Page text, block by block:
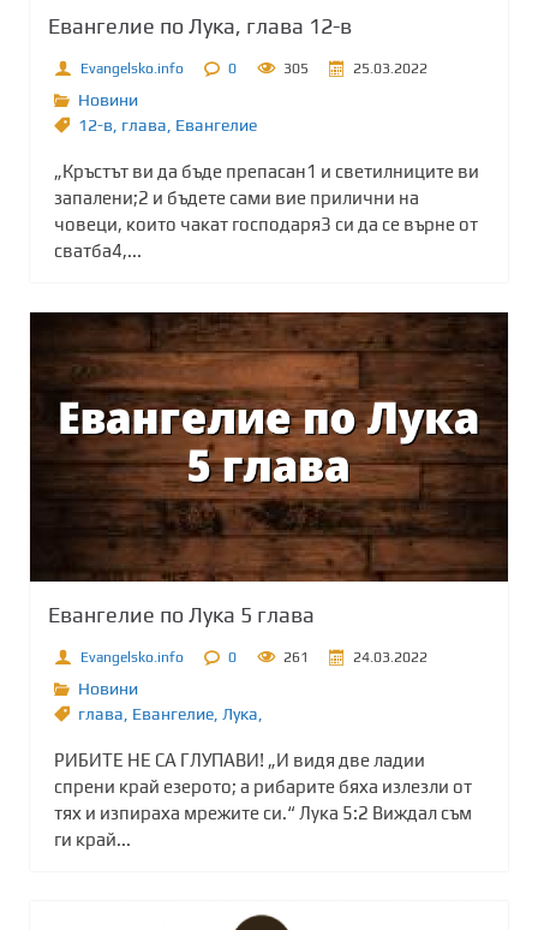
Евангелие по Лука, глава 12-в
Evangelsko.info 0 305 25.03.2022
Новини
12-в, глава, Евангелие
„Кръстът ви да бъде препасан1 и светилниците ви
запалени;2 и бъдете сами вие прилични на
човеци, които чакат господаря3 си да се върне от
сватба4,...
Евангелие по Лука 5 глава
Evangelsko.info 0 261 24.03.2022
Новини
глава, Евангелие, Лука,
РИБИТЕ НЕ СА ГЛУПАВИ! „И видя две ладии
спрени край езерото; а рибарите бяха излезли от
тях и изпираха мрежите си.“ Лука 5:2 Виждал съм
ги край...